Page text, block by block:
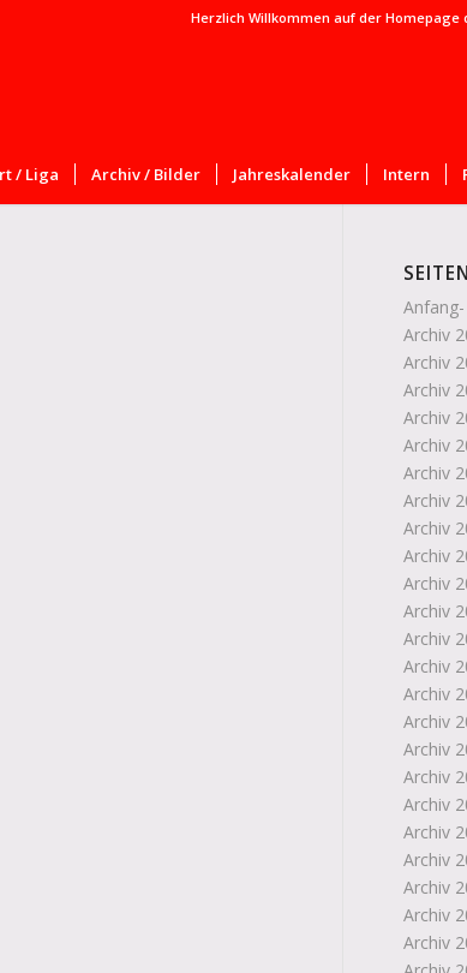
Herzlich Willkommen auf der Homepage
/ Liga Archiv / Bilder Jahreskalender Intern
SEITEN
Archiv
Archiv
Archiv
Archiv
Archiv
Archiv
Archiv
Archiv
Archiv
Archiv
Archiv
Archiv
Archiv
Archiv
Archiv
Archiv
Archiv
Archiv
Archiv
Archiv
Archiv
Archiv
Archiv